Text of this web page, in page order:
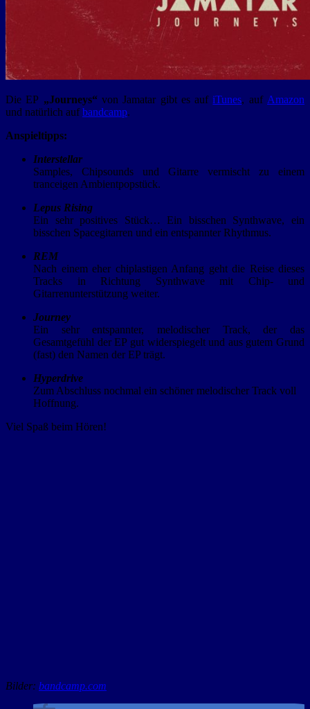
Die EP „Journeys“von Jamatar gibt es aufiTunes, auf Amazon
und natürlich aufbandcamp.
Anspieltipps:
Interstellar
Samples, Chipsounds und Gitarre vermischt zu einem
tranceigen Ambientpopstück.
Lepus Rising
Ein sehr positives Stück… Ein bisschen Synthwave, ein
bisschen Spacegitarren und ein entspannter Rhythmus.
REM
Nach einem eher chiplastigen Anfang geht die Reise dieses
Tracks in Richtung Synthwave mit Chip- und
Gitarrenunterstützung weiter.
Journey
Ein sehr entspannter, melodischer Track, der das
Gesamtgefühl der EP gut widerspiegelt und aus gutem Grund
(fast) den Namen der EP trägt.
Hyperdrive
Zum Abschluss nochmal ein schöner melodischer Track voll
Hoffnung.
Viel Spaß beim Hören!
Bilder: bandcamp.com